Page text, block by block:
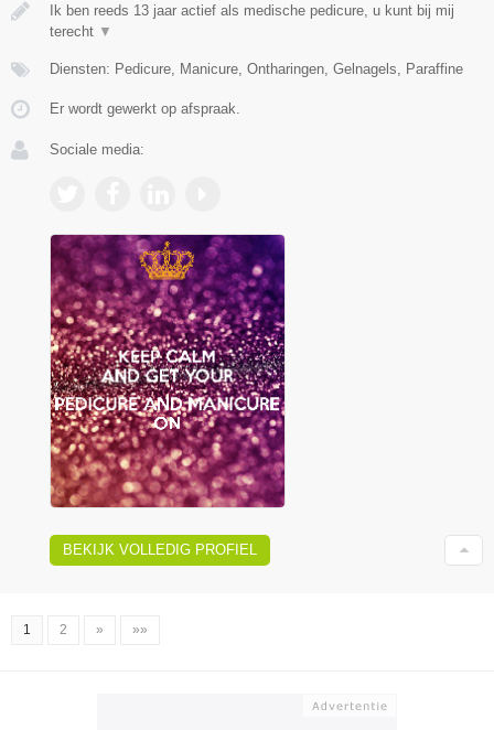
Ik ben reeds 13 jaar actief als medische pedicure, u kunt bij mij
terecht ▼
Diensten: Pedicure, Manicure, Ontharingen, Gelnagels, Paraffine
Er wordt gewerkt op afspraak.
Sociale media:
BEKIJK VOLLEDIG PROFIEL
1 2 » »»